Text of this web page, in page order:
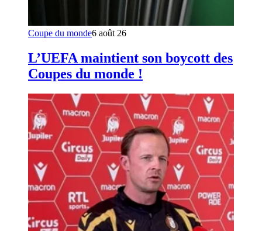
Coupe du monde6 août 26
L’UEFA maintient son boycott des
Coupes du monde !